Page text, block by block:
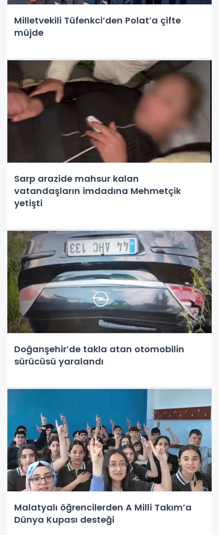
Milletvekili Tüfenkci’den Polat’a çifte
müjde
Sarp arazide mahsur kalan
vatandaşların imdadına Mehmetçik
yetişti
Doğanşehir’de takla atan otomobilin
sürücüsü yaralandı
Malatyalı öğrencilerden A Milli Takım’a
Dünya Kupası desteği